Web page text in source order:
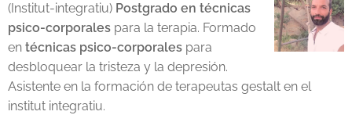
(Institut-integratiu) Postgrado en técnicas
psico-corporales para la terapia. Formado
en técnicas psico-corporales para
desbloquear la tristeza y la depresión.
Asistente en la formación de terapeutas gestalt en el
institut integratiu.